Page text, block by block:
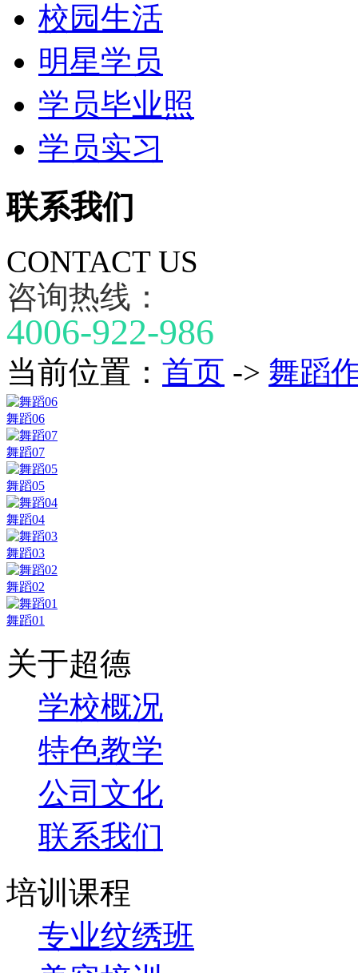
校园生活
明星学员
学员毕业照
学员实习
联系我们
CONTACT US
咨询热线：
4006-922-986
当前位置： 首页 -> 舞蹈
舞蹈06
舞蹈07
舞蹈05
舞蹈04
舞蹈03
舞蹈02
舞蹈01
关于超德
学校概况
特色教学
公司文化
联系我们
培训课程
专业纹绣班